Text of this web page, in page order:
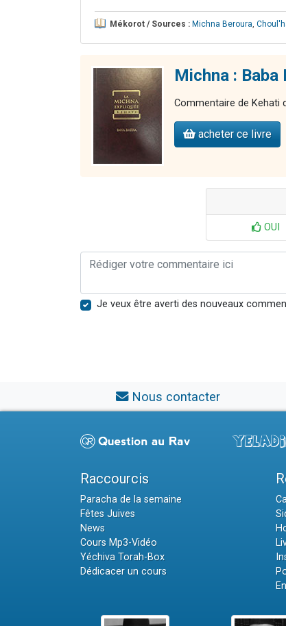
Mékorot / Sources : Michna Beroura
Michna :
Commentaire de Kehati
acheter ce livre
OUI
Je veux être averti des nouveaux
Nous contacter
Raccourcis
Paracha de la semaine
Fêtes Juives
News
Cours Mp3-Vidéo
Yéchiva Torah-Box
Dédicacer un cours